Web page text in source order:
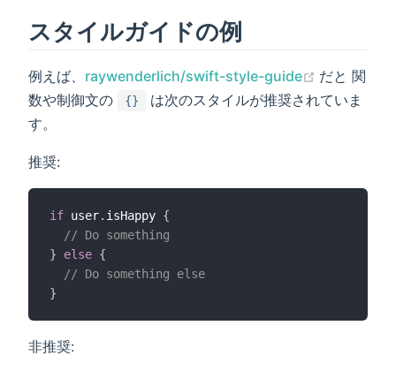
スタイルガイドの例
例えば、 raywenderlich/swift-style-guide (opens
だと 関
数や制御文の
{}
は次のスタイルが推奨されていま
す。
推奨:
if user. isHappy {
// Do something
}
else {
// Do something else
}
非推奨: